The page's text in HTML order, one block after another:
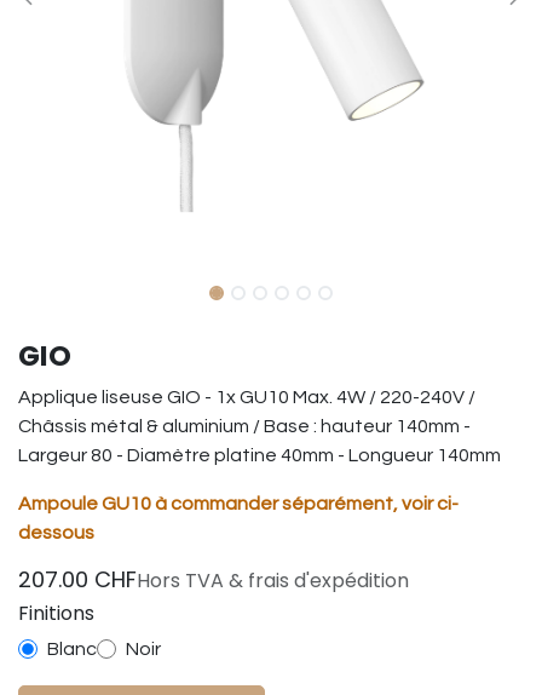
GIO
Applique liseuse GIO - 1x GU10 Max. 4W / 220-240V /
Châssis métal & aluminium / Base : hauteur 140mm -
Largeur 80 - Diamètre platine 40mm - Longueur 140mm
Ampoule GU10 à commander séparément, voir ci-
dessous
207.00 CHFHors TVA & frais d'expédition
Finitions
Blanc Noir